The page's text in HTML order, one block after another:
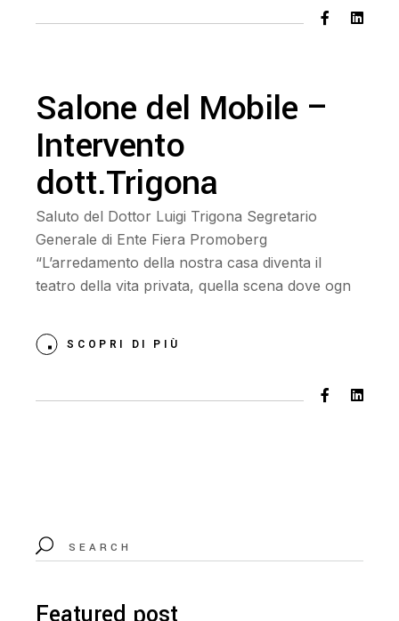
Salone del Mobile –
Intervento
dott.Trigona
Saluto del Dottor Luigi Trigona Segretario
Generale di Ente Fiera Promoberg
“L’arredamento della nostra casa diventa il
teatro della vita privata, quella scena dove ogn
SCOPRI DI PIÙ